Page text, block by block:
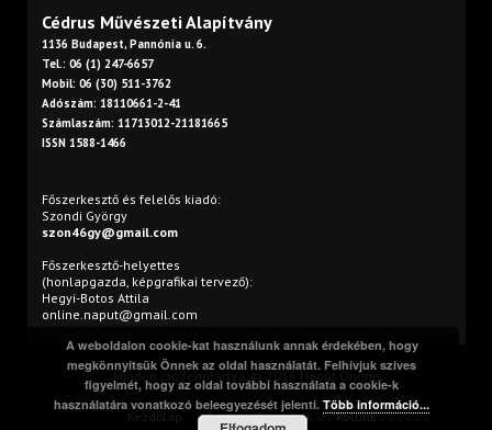
Cédrus Művészeti Alapítvány
1136 Budapest, Pannónia u. 6.
Tel.: 06 (1) 247-6657
Mobil: 06 (30) 511-3762
Adószám: 18110661-2-41
Számlaszám: 11713012-21181665
ISSN 1588-1466
Főszerkesztő és felelős kiadó:
Szondi György
szon46gy@gmail.com
Főszerkesztő-helyettes
(honlapgazda, képgrafikai tervező):
Hegyi-Botos Attila
online.naput@gmail.com
Minden jog fenntartva. © 2016 Napút Online
Kezdőlap Print Szerzőink Rólunk
A weboldalon cookie-kat használunk annak érdekében, hogy
megkönnyítsük Önnek az oldal használatát. Felhívjuk szíves
figyelmét, hogy az oldal további használata a cookie-k
használatára vonatkozó beleegyezését jelenti.Több információ...